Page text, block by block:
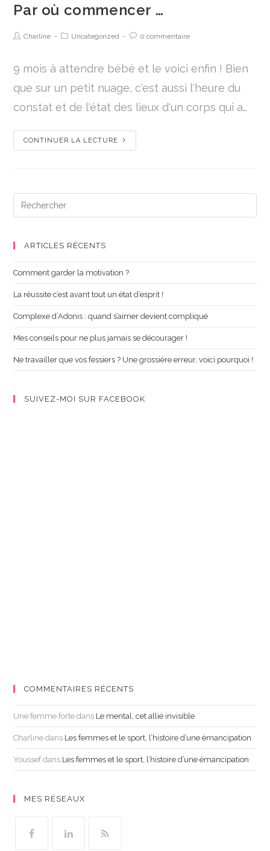
Par où commencer …
Charline Uncategorized 0 commentaire
9 mois à attendre bébé et le voici enfin ! Bien
que sur un petit nuage, c'est aussi l'heure du
constat et de l'état des lieux d'un corps qui a…
CONTINUER LA LECTURE
ARTICLES RÉCENTS
Comment garder la motivation ?
La réussite c’est avant tout un état d’esprit !
Complexe d’Adonis : quand s’aimer devient compliqué
Mes conseils pour ne plus jamais se décourager !
Ne travailler que vos fessiers ? Une grossière erreur, voici pourquoi !
SUIVEZ-MOI SUR FACEBOOK
COMMENTAIRES RÉCENTS
Une femme forte dans Le mental, cet allié invisible
Charline dans Les femmes et le sport, l’histoire d’une émancipation
Youssefdans Les femmes et le sport, l’histoire d’une émancipation
MES RÉSEAUX